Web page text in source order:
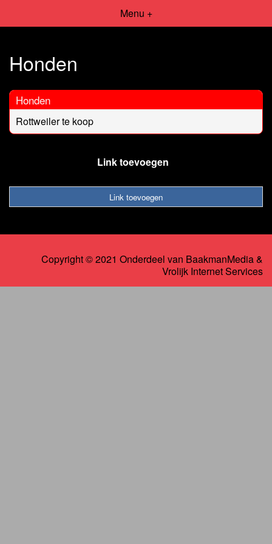
Menu +
Honden
Honden
Rottweiler te koop
Link toevoegen
Link toevoegen
Copyright © 2021 Onderdeel van BaakmanMedia&
Vrolijk Internet Services